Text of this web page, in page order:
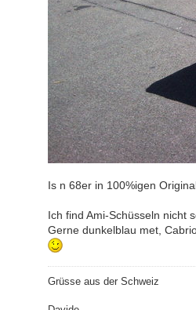
Is n 68er in 100%igen
Ich find Ami-Schüsseln nicht
Gerne dunkelblau met,
Grüsse aus der Schweiz